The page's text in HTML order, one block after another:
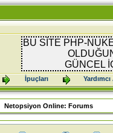
BU SİTE PHP-
GÜNCEL
İpuçları
Netopsiyon Online: Forums